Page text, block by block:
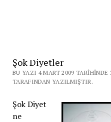
Şok Diyetler
BU YAZI 4 MART 2009 TARIHINDE
TARAFINDAN YAZILMIŞTIR.
Şok Diyet
ne